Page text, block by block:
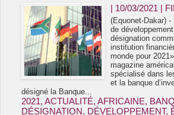
| 10/03/2021 |
(Equonet-Dakar)
de
désignation
institution
monde pour
magazine
spécialisé dans
et la banque
désigné la Banque...
2021, ACTUALITÉ, AFRICAINE,
DÉSIGNATION, DÉVELOPPEMENT,